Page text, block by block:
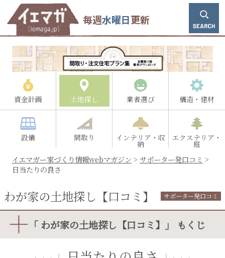
毎週水曜日更新
資金計画 土地探し 業者選び 構造・建材
設備 間取り インテリア・収
納
エクステリア・
庭
イエマガー家づくり情報webマガジン > サポーター発口コミ >
日当たりの良さ
わが家の土地探し【口コミ】 サポーター発口コミ
「 わが家の土地探し【口コミ】」 もくじ